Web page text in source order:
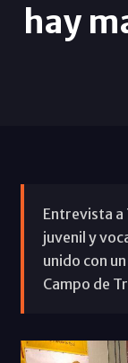
hay
Entrevista a
juvenil y
unido con
Campo de